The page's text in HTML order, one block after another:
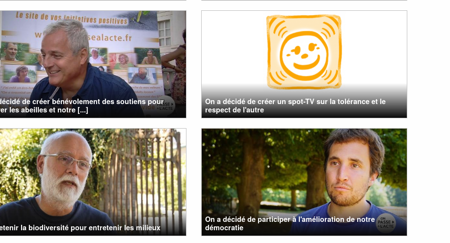
de créer bénévolement des soutiens pour
les abeilles et notre [...]
On a décidé de créer un spot-TV sur la tolérance et le
respect de l'autre
la biodiversité pour entretenir les milieux
On a décidé de participer à l'amélioration de notre
démocratie